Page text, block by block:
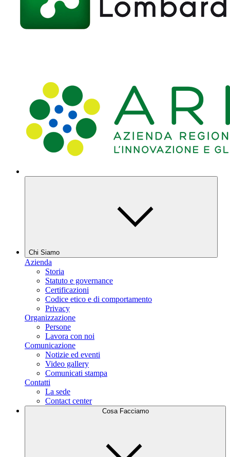
Chi Siamo
Azienda
Storia
Statuto e governance
Certificazioni
Codice etico e di comportamento
Privacy
Organizzazione
Persone
Lavora con noi
Comunicazione
Notizie ed eventi
Video gallery
Comunicati stampa
Contatti
La sede
Contact center
Cosa Facciamo